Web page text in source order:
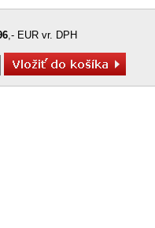
,- EUR vr. DPH